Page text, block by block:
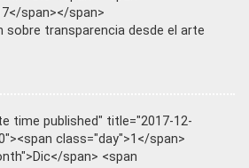
span></span>
sobre transparencia desde el arte
time published" title="2017-12-
class="day">1</span>
span> <span